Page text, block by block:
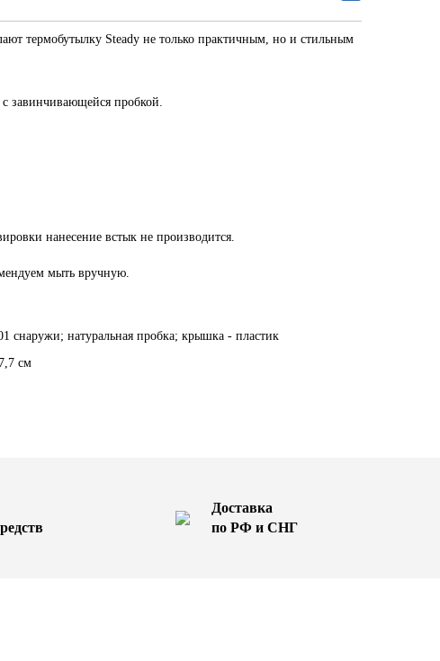
термобутылку Steady не только практичным, но и стильным
завинчивающейся пробкой.
нанесение встык не производится.
мыть вручную.
снаружи; натуральная пробка; крышка - пластик
см
Доставка
по РФ и СНГ